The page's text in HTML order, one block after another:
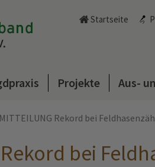
Startseite
Projekte Aus-
Rekord bei
Rekord bei